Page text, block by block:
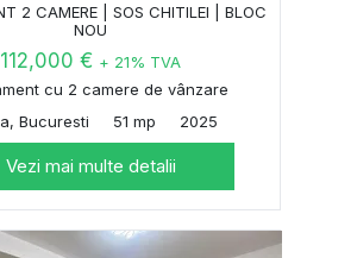
2 CAMERE | SOS CHITILEI | BLOC
NOU
112,000 € + 21% TVA
cu 2 camere de vânzare
Bucuresti
51 mp 2025
Vezi mai multe detalii